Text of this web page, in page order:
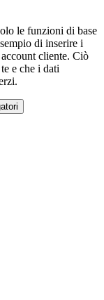
le funzioni di base
di inserire i
cliente. Ciò
e che i dati